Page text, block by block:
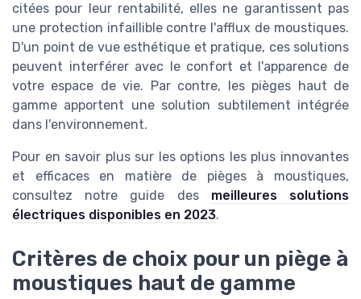
citées pour leur rentabilité, elles ne garantissent pas
une protection infaillible contre l'afflux de moustiques.
D'un point de vue esthétique et pratique, ces solutions
peuvent interférer avec le confort et l'apparence de
votre espace de vie. Par contre, les pièges haut de
gamme apportent une solution subtilement intégrée
dans l'environnement.
Pour en savoir plus sur les options les plus innovantes
et efficaces en matière de pièges à moustiques,
consultez notre guide des meilleures solutions
électriques disponibles en 2023.
Critères de choix pour un piège à
moustiques haut de gamme